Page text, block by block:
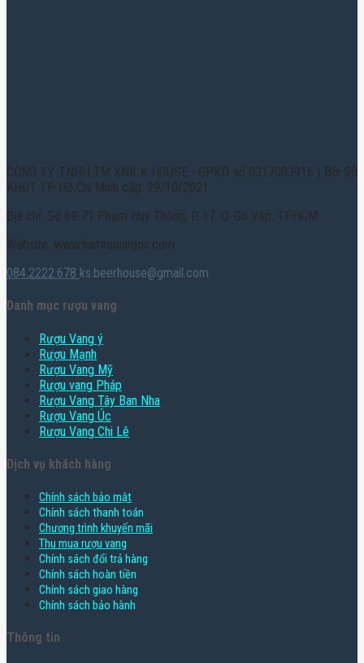
CÔNG TY TNHH TM XNK K HOUSE - GPKD số 0317003916 | Bởi Sở
KHĐT TP. Hồ Chí Minh cấp: 29/10/2021
Địa chỉ: Số 69-71 Phạm Huy Thông, P. 17, Q. Gò Vấp, TPHCM
Website: www.hamruoungon.com
084.2222.678 ks.beerhouse@gmail.com
Danh mục rượu vang
Rượu Vang ý
Rượu Mạnh
Rượu Vang Mỹ
Rượu vang Pháp
Rượu Vang Tây Ban Nha
Rượu Vang Úc
Rượu Vang Chi Lê
Dịch vụ khách hàng
Chính sách bảo mật
Chính sách thanh toán
Chương trình khuyến mãi
Thu mua rượu vang
Chính sách đổi trả hàng
Chính sách hoàn tiền
Chính sách giao hàng
Chính sách bảo hành
Thông tin